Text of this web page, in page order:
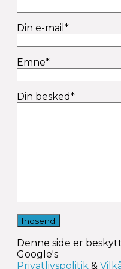
Din e-mail*
Emne*
Din besked*
Denne side er
Google's
Privatlivspolitik &